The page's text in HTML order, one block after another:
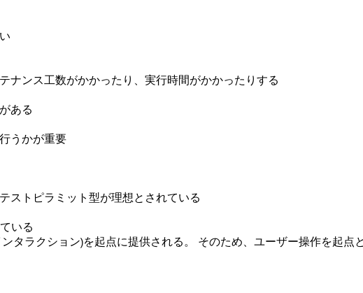
ナンス工数がかかったり、実行時間がかかったりする
ある
うかが重要
ストピラミット型が理想とされている
いる
タラクション)を起点に提供される。 そのため、ユーザー操作を起